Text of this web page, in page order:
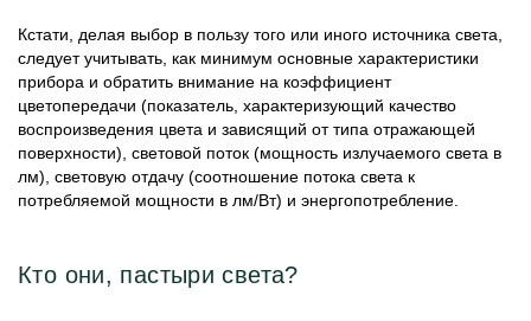
Кстати, делая выбор в пользу того или иного источника света,
следует учитывать, как минимум основные характеристики
прибора и обратить внимание на коэффициент
цветопередачи (показатель, характеризующий качество
воспроизведения цвета и зависящий от типа отражающей
поверхности), световой поток (мощность излучаемого света в
лм), световую отдачу (соотношение потока света к
потребляемой мощности в лм/Вт) и энергопотребление.
Кто они, пастыри света?